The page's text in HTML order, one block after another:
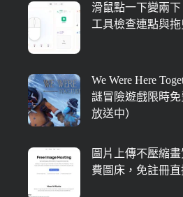
滑鼠點一下變兩
工具檢查連點與
We Were Here
謎冒險遊戲限時免
放送中）
圖片上傳不壓縮
費圖床，免註冊